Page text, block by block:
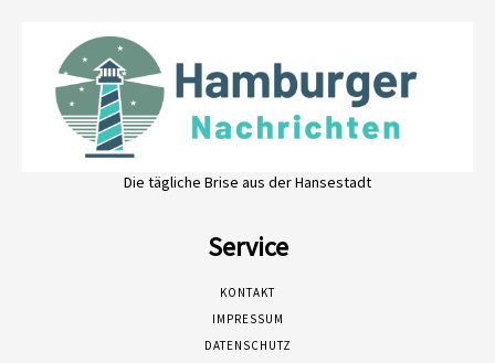
Die tägliche Brise aus der Hansestadt
Service
KONTAKT
IMPRESSUM
DATENSCHUTZ